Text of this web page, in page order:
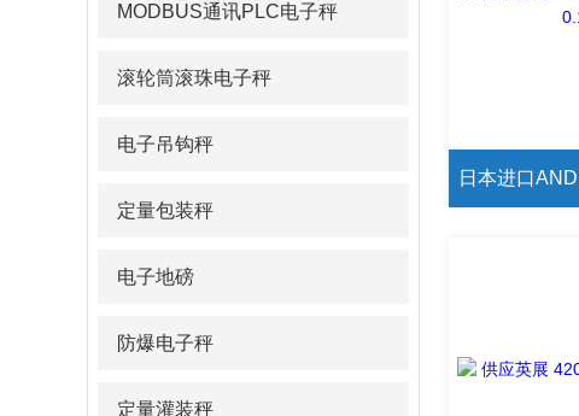
MODBUS通讯PLC电子秤
滚轮筒滚珠电子秤
电子吊钩秤
定量包装秤
电子地磅
防爆电子秤
定量灌装秤